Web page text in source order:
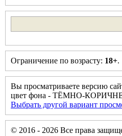
Ограничение по возрасту: 18+.
Вы просматриваете версию
цвет фона - ТЁМНО-
Выбрать другой вариант
© 2016 - 2026 Все права